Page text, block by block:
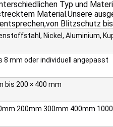
Typ und
Material.Unsere
Blitzschutz
Nickel, Aluminium,
8 mm oder individuell angepasst
bis 200 × 400 mm
200mm 300mm 400mm